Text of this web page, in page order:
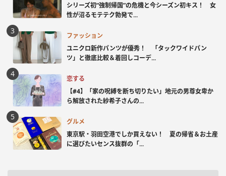
シリーズ初“強制帰国”の危機と今シーズン初キス！ 女
性が沼るモテテク勃発で...
ファッション
ユニクロ新作パンツが優秀！ 「タックワイドパン
ツ」と徹底比較＆着回しコーデ...
恋する
【#4】「家の呪縛を断ち切りたい」地元の男尊女卑か
ら解放された紗希子さんの...
グルメ
東京駅・羽田空港でしか買えない！ 夏の帰省＆お土産
に選びたいセンス抜群の「...